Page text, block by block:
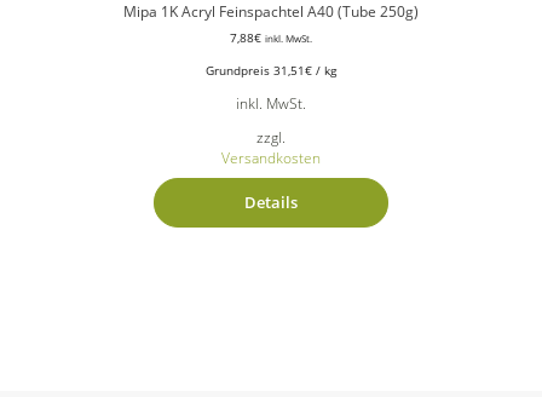
Mipa 1K Acryl Feinspachtel A40 (Tube 250g)
7,88€ inkl. MwSt.
Grundpreis 31,51€ / kg
inkl. MwSt.
zzgl.
Versandkosten
Details